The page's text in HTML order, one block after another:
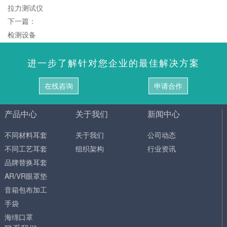
拉力测试仪
下一篇：
检测设备
进一步了解针对您企业的最佳解决方案
在线咨询 申请合作
产品中心
不同材料耳套
不同工艺耳套
品牌替换耳套
AR/VR眼罩垫
音箱包布加工
手袋
海绵口罩
关于我们
关于我们
组织架构
新闻中心
公司动态
行业资讯